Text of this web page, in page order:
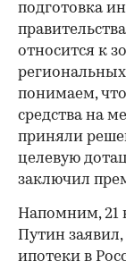
подготовка
относится к
понимаем,
средства на
приняли
целевую
заключил
Напомним, 21
Путин
ипотеки в